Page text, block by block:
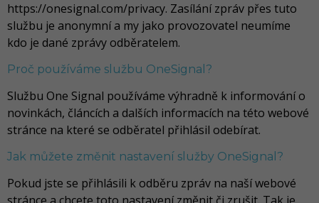
https://onesignal.com/privacy. Zasílání zpráv přes tuto
službu je anonymní a my jako provozovatel neumíme
kdo je dané zprávy odběratelem.
Proč používáme službu OneSignal?
Službu One Signal používáme výhradně k informování o
novinkách, článcích a dalších informacích na této webové
stránce na které se odběratel přihlásil odebírat.
Jak můžete změnit nastavení služby OneSignal?
Pokud jste se přihlásili k odběru zpráv na naší webové